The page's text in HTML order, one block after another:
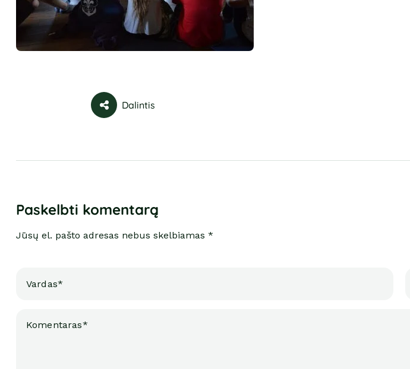
Dalintis
Paskelbti komentarą
Jūsų el. pašto adresas nebus skelbiamas *